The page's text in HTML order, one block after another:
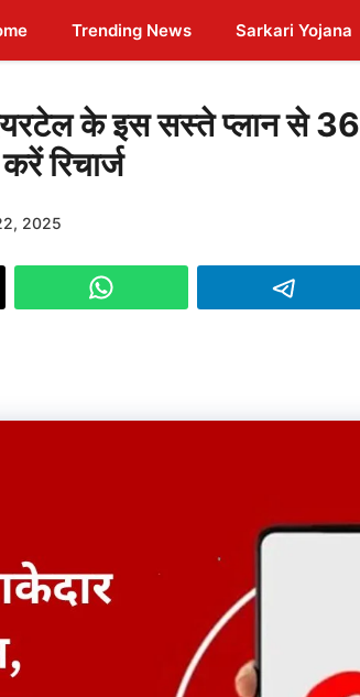
Trending News Sarkari Yojana
के इस सस्ते प्लान से
रिचार्ज
2025